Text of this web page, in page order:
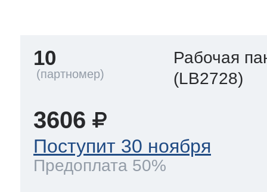
морозилок
холод.камер
10
Рабочая
(LB2728)
3606
Поступит 30 ноября
Предоплата 50%